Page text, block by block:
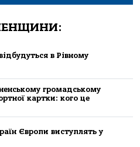
в Рівному
громадському
картки: кого це
Європи виступлять у